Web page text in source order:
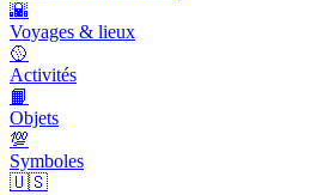
🌇
Voyages & lieux
🥎
Activités
📙
Objets
💯
Symboles
🇺🇸